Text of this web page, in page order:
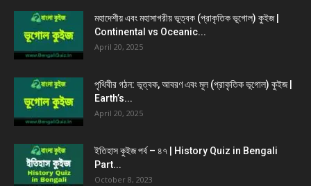
মহাদেশীয় এবং মহাসাগরীয় ভূত্বক (প্রাকৃতিক ভূগোল) কুইজ |
Continental vs Oceanic...
April 20, 2025
পৃথিবীর গঠন: ভূত্বক, আবরণ এবং মূল (প্রাকৃতিক ভূগোল) কুইজ |
Earth’s...
April 20, 2025
ইতিহাস কুইজ পর্ব – ৪৭ | History Quiz in Bengali
Part...
October 8, 2023